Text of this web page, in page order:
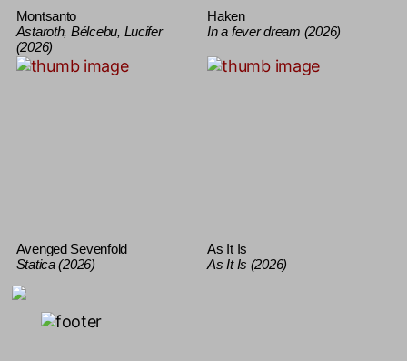
Montsanto
Astaroth, Bélcebu, Lucifer
(2026)
Haken
In a fever dream (2026)
Avenged Sevenfold
Statica (2026)
As It Is
As It Is (2026)